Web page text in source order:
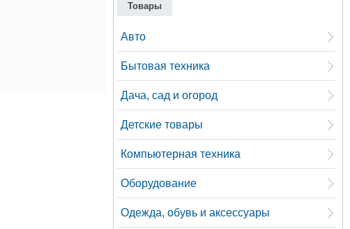
Товары
Авто
Бытовая техника
Дача, сад и огород
Детские товары
Компьютерная техника
Оборудование
Одежда, обувь и аксессуары